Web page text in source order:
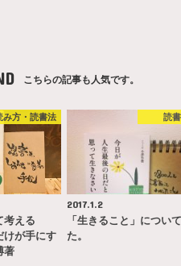
こちらの記事も人気です。
み方・読書法
考える
が手にす
著
読書
2017.1.2
「生きること」につい
た。